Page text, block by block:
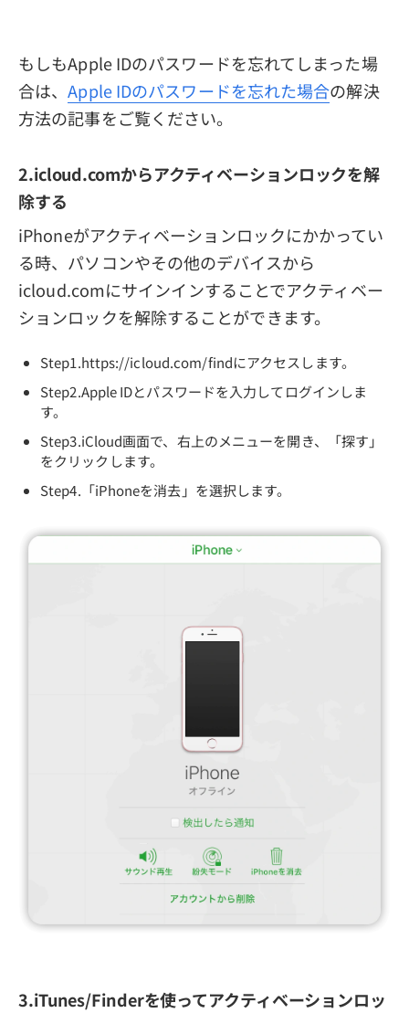
もしもApple IDのパスワードを忘れてしまった場
合は、Apple IDのパスワードを忘れた場合の解決
方法の記事をご覧ください。
2.icloud.comからアクティベーションロックを解
除する
iPhoneがアクティベーションロックにかかってい
る時、パソコンやその他のデバイスから
icloud.comにサインインすることでアクティベー
ションロックを解除することができます。
Step1.https://icloud.com/findにアクセスします。
Step2.Apple IDとパスワードを入力してログインしま
す。
Step3.iCloud画面で、右上のメニューを開き、「探す」
をクリックします。
Step4.「iPhoneを消去」を選択します。
3.iTunes/Finderを使ってアクティベーションロッ